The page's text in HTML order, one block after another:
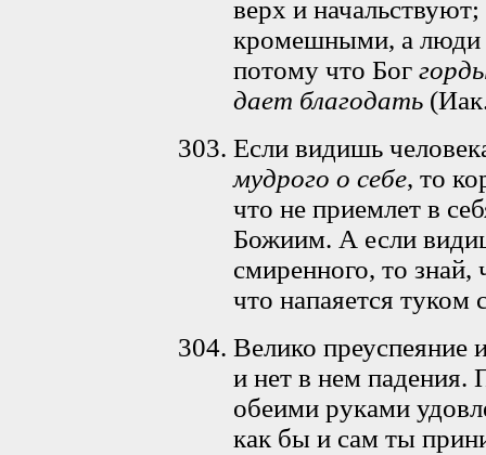
верх и
кромешными, а люди
потому что Бог
дает благодать
Если видишь
мудрого о себе, то
что не приемлет в
Божиим. А если
смиренного, то знай,
что напаяется туком
Велико преуспеяние
и нет в нем падения.
обеими руками
как бы и сам ты